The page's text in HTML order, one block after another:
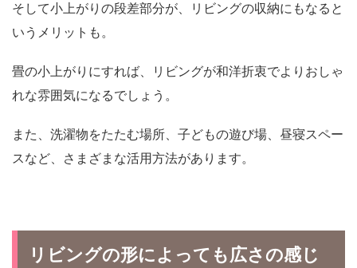
そして小上がりの段差部分が、リビングの収納にもなると
いうメリットも。
畳の小上がりにすれば、リビングが和洋折衷でよりおしゃ
れな雰囲気になるでしょう。
また、洗濯物をたたむ場所、子どもの遊び場、昼寝スペー
スなど、さまざまな活用方法があります。
リビングの形によっても広さの感じ